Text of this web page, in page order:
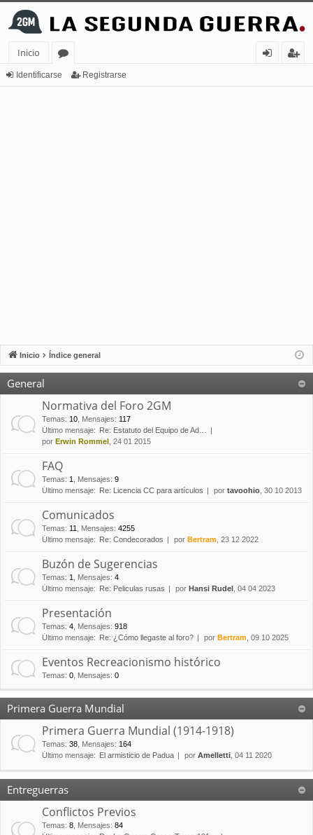
Inicio
or
Identificarse Registrarse
Inicio Índice general
General
Normativa del Foro 2GM
Temas: 10 Mensajes: 117
Último mensaje:
Re: Estatuto del Equipo de Ad…
por Erwin Rommel , 24 01 2015
FAQ
Temas: 1 Mensajes: 9
Último mensaje:
Re: Licencia CC para artículos por tavoohio , 30 10 2013
Comunicados
Temas: 11 Mensajes: 4255
Último mensaje:
Re: Condecorados por Bertram , 23 12 2022
Buzón de Sugerencias
Temas: 1 Mensajes: 4
Último mensaje:
Re: Peliculas rusas por Hansi Rudel , 04 04 2023
Presentación
Temas: 4 Mensajes: 918
Último mensaje:
Re: ¿Cómo llegaste al foro? por Bertram , 09 10 2025
Eventos Recreacionismo histórico
Temas: 0 Mensajes: 0
Primera Guerra Mundial
Primera Guerra Mundial (1914-1918)
Temas: 38 Mensajes: 164
Último mensaje:
El armisticio de Padua por Amelletti , 04 11 2020
Entreguerras
Conflictos Previos
Temas: 8 Mensajes: 84